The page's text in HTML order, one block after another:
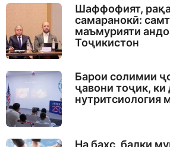
Шаффофият,
самаранокӣ:
маъмурияти
Тоҷикистон
Барои солимии
ҷавони тоҷик,
нутритсиология
На баҳс, балки